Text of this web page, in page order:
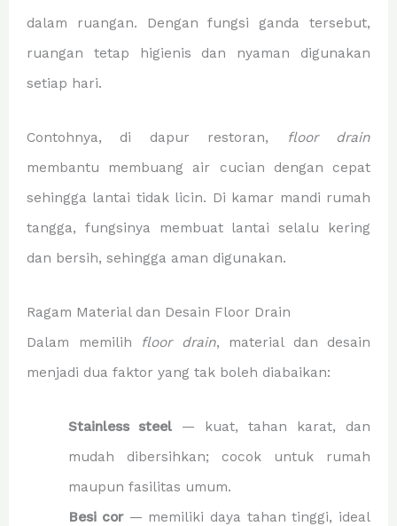
dalam ruangan. Dengan fungsi ganda tersebut,
ruangan tetap higienis dan nyaman digunakan
setiap hari.
Contohnya, di dapur restoran,
floor drain
membantu membuang air cucian dengan cepat
sehingga lantai tidak licin. Di kamar mandi rumah
tangga, fungsinya membuat lantai selalu kering
dan bersih, sehingga aman digunakan.
Ragam Material dan Desain Floor Drain
Dalam memilih
floor drain, material dan desain
menjadi dua faktor yang tak boleh diabaikan:
Stainless steel — kuat, tahan karat, dan
mudah dibersihkan; cocok untuk rumah
maupun fasilitas umum.
Besi cor— memiliki daya tahan tinggi, ideal